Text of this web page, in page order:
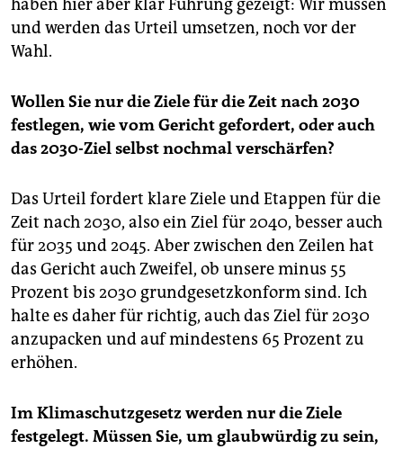
haben hier aber klar Führung gezeigt: Wir müssen
und werden das Urteil umsetzen, noch vor der
Wahl.
Wollen Sie nur die Ziele für die Zeit nach 2030
festlegen, wie vom Gericht gefordert, oder auch
das 2030-Ziel selbst nochmal verschärfen?
Das Urteil fordert klare Ziele und Etappen für die
Zeit nach 2030, also ein Ziel für 2040, besser auch
für 2035 und 2045. Aber zwischen den Zeilen hat
das Gericht auch Zweifel, ob unsere minus 55
Prozent bis 2030 grundgesetzkonform sind. Ich
halte es daher für richtig, auch das Ziel für 2030
anzupacken und auf mindestens 65 Prozent zu
erhöhen.
Im Klimaschutzgesetz werden nur die Ziele
festgelegt. Müssen Sie, um glaubwürdig zu sein,